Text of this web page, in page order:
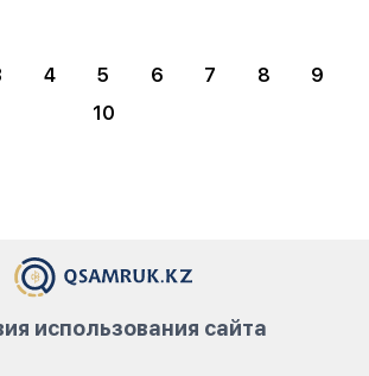
4 5 6 7 8
9
10
использования сайта